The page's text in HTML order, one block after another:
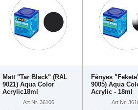
Matt "Tar Black" (RAL
9021) Aqua Color
Acrylic18ml
Art.Nr. 36106
Fényes
9005) Aqua
Acrylic - 18ml
Art.Nr.